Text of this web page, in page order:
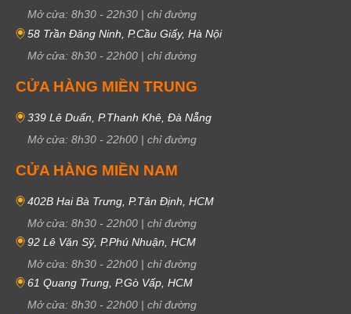
Mở cửa: 8h30 - 22h30 | chỉ đường
58 Trần Đăng Ninh, P.Cầu Giấy, Hà Nội
Mở cửa: 8h30 - 22h00 | chỉ đường
CỬA HÀNG MIỀN TRUNG
339 Lê Duẩn, P.Thanh Khê, Đà Nẵng
Mở cửa: 8h30 - 22h00 | chỉ đường
CỬA HÀNG MIỀN NAM
402B Hai Bà Trưng, P.Tân Định, HCM
Mở cửa: 8h30 - 22h00 | chỉ đường
92 Lê Văn Sỹ, P.Phú Nhuận, HCM
Mở cửa: 8h30 - 22h00 | chỉ đường
61 Quang Trung, P.Gò Vấp, HCM
Mở cửa: 8h30 - 22h00 | chỉ đường